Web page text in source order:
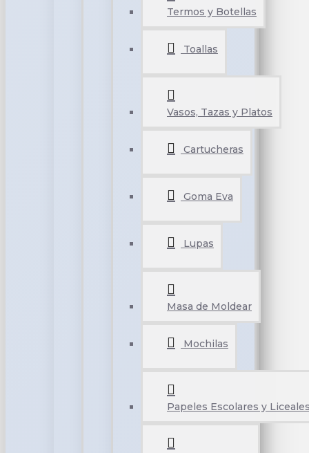
Termos y Botellas
Toallas
Vasos, Tazas y Platos
Cartucheras
Goma Eva
Lupas
Masa de Moldear
Mochilas
Papeles Escolares y